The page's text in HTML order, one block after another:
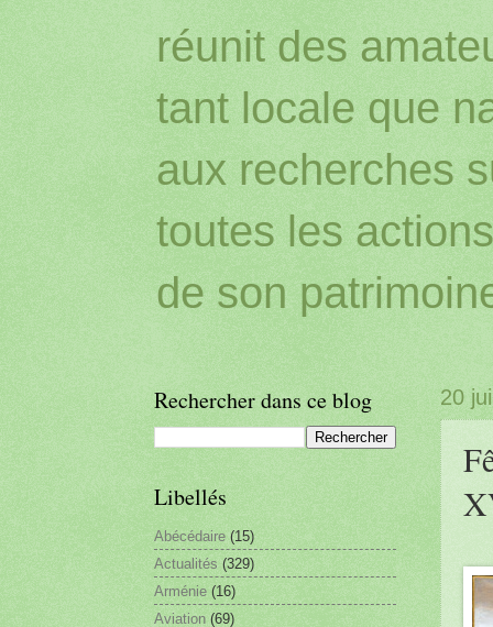
réunit des
tant locale que
aux recherches
toutes les
de son
20
Rechercher dans ce blog
Libellés
Abécédaire (15)
Actualités (329)
Arménie (16)
Aviation (69)